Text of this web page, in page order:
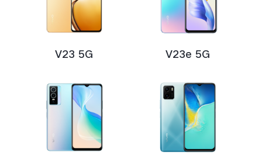
V23 5G V23e 5G